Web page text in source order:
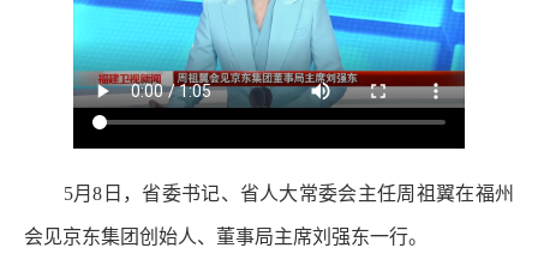
5月8日，省委书记、省人大常委会主任周祖翼在福州
会见京东集团创始人、董事局主席刘强东一行。